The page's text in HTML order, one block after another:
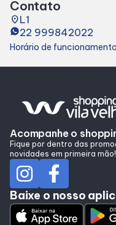
Lojas e Restaurantes
Alimentação
Contato
placeL1
22 999842022
Horário de funcionamento
Acompanhe o
Fique por dentro das
novidades em primeira mão!
Baixe o nosso